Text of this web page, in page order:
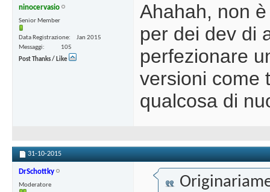
ninocervasio
Senior Member
Data Registrazione
Jan 2015
Messaggi
105
Post Thanks / Like
Ahahah, non
per dei dev di
perfezionare
versioni come
qualcosa di
31-10-2015
DrSchottky
Moderatore